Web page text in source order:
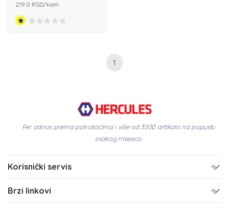
219.0 RSD/kom
1
Fer odnos prema potrošačima i više od 3500 artikala na popustu
svakog meseca.
Korisnički servis
Brzi linkovi